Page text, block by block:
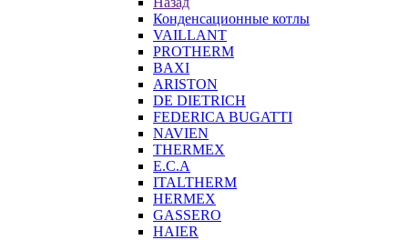
Конденсационные котлы
VAILLANT
PROTHERM
BAXI
ARISTON
DE DIETRICH
FEDERICA BUGATTI
NAVIEN
THERMEX
E.C.A
ITALTHERM
HERMEX
GASSERO
HAIER